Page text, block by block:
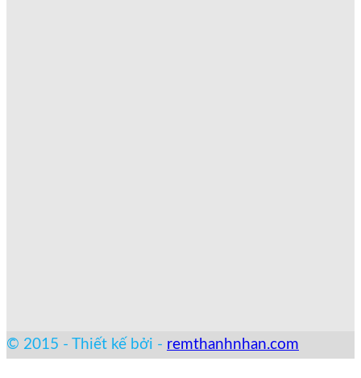
© 2015 - Thiết kế bởi - remthanhnhan.com